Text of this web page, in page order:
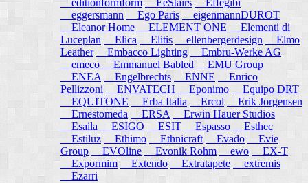
editionformform
EeStairs
Effegibi
eggersmann
Ego Paris
eigenmannDUROT
Eleanor Home
ELEMENT ONE
Elementi di
Luceplan
Elica Elitis ellenbergerdesign
Elmo
Leather
Embacco Lighting
Embru-Werke AG
emeco
Emmanuel Babled
EMU Group
ENEA
Engelbrechts ENNE
Enrico
Pellizzoni ENVATECH Eponimo
Equipo DRT
EQUITONE
Erba Italia Ercol
Erik Jorgensen
Ernestomeda
ERSA
Erwin Hauer Studios
Esaila
ESIGO ESIT Espasso
Esthec
Estiluz
Ethimo Ethnicraft Evado
Evie
Group
EVOline Evonik Rohm ewo
EX-T
Expormim
Extendo Extratapete
extremis
Ezarri